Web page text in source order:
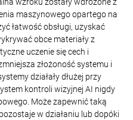
wzroku zostały wdrożone z
maszynowego opartego na
łatwość obsługi, uzyskać
obce materiały z
uczenie się cech i
złożoność systemu i
działały dłużej przy
kontroli wizyjnej AI nigdy
Może zapewnić taką
w działaniu lub dopóki